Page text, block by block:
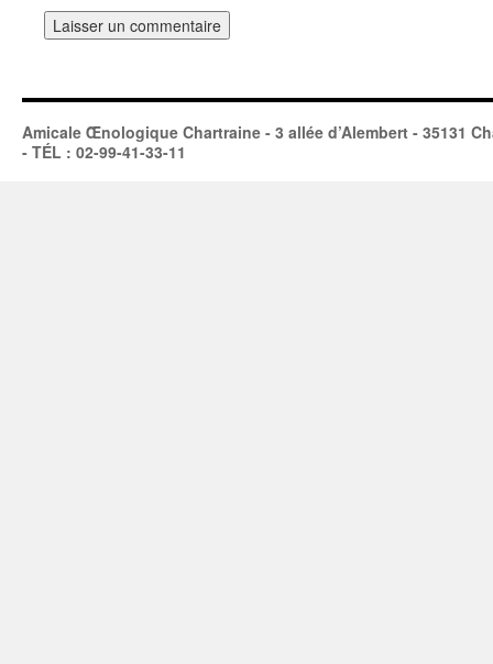
Amicale Œnologique Chartraine - 3 allée d’Alembert - 35131
- TÉL : 02-99-41-33-11